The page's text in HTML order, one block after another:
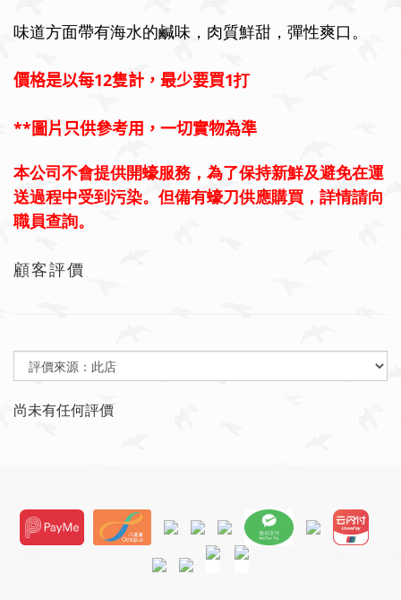
味道方面帶有海水的鹹味，肉質鮮甜，彈性爽口。
價格是以每12隻計，最少要買1打
**圖片只供參考用，一切實物為準
本公司不會提供開蠔服務，為了保持新鮮及避免在運
送過程中受到污染。但備有蠔刀供應購買，詳情請向
職員查詢。
顧客評價
尚未有任何評價